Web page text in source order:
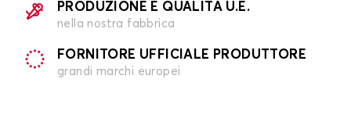
PRODUZIONE E QUALITÀ U.E.
nella nostra fabbrica
FORNITORE UFFICIALE PRODUTTORE
grandi marchi europei